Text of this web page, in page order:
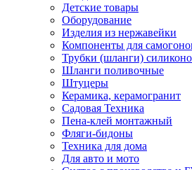
Детские товары
Оборудование
Изделия из нержавейки
Компоненты для
Трубки (шланги)
Шланги поливочные
Штуцеры
Керамика, керамогранит
Садовая Техника
Пена-клей монтажный
Фляги-бидоны
Техника для дома
Для авто и мото